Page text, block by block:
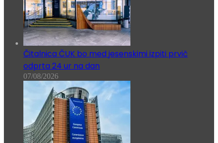
Čitalnica ČUK bo med jesenskimi izpiti prvič
odprta 24 ur na dan
07/08/2026